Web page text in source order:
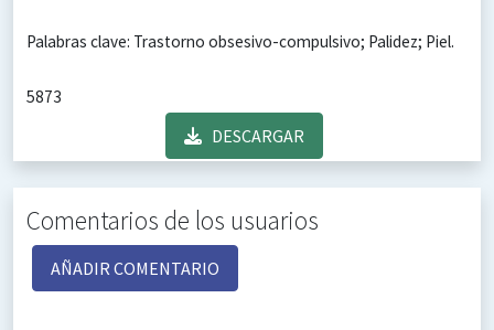
Palabras clave: Trastorno obsesivo-compulsivo; Palidez; Piel.
5873
DESCARGAR
Comentarios de los usuarios
AÑADIR COMENTARIO